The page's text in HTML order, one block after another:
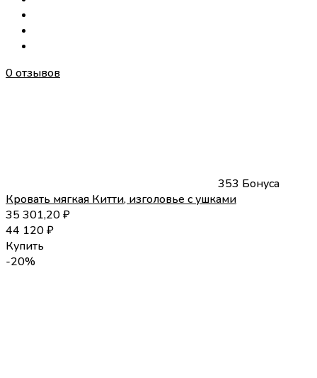
0 отзывов
353 Бонуса
Кровать мягкая Китти, изголовье с ушками
35 301,20₽
44 120₽
Купить
-20%